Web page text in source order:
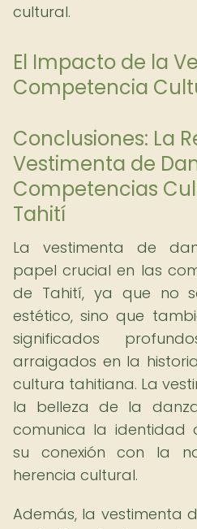
cultural.
El Impacto de la
Competencia
Conclusiones: La
Vestimenta de
Competencias
Tahití
La vestimenta de
papel crucial en las
de Tahití, ya que no
estético, sino que
significados
arraigados en la
cultura tahitiana. La
la belleza de la
comunica la identidad
su conexión con la
herencia cultural.
Además, la vestimenta